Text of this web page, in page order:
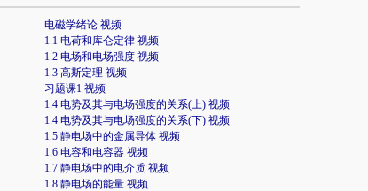
电磁学绪论 视频
1.1 电荷和库仑定律 视频
1.2 电场和电场强度 视频
1.3 高斯定理 视频
习题课1 视频
1.4 电势及其与电场强度的关系(上) 视频
1.4 电势及其与电场强度的关系(下) 视频
1.5 静电场中的金属导体 视频
1.6 电容和电容器 视频
1.7 静电场中的电介质 视频
1.8 静电场的能量 视频